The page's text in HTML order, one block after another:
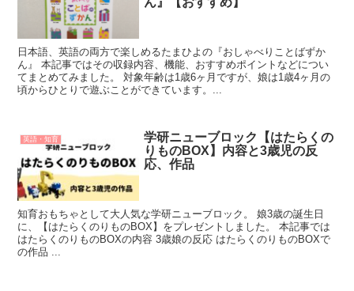
日本語、英語の両方で楽しめるたまひよの『おしゃべりことばずか
ん』 本記事ではその収録内容、機能、おすすめポイントなどについ
てまとめてみました。 対象年齢は1歳6ヶ月ですが、娘は1歳4ヶ月の
頃からひとりで遊ぶことができています。...
英語・知育
学研ニューブロック【はたらくの
りものBOX】内容と3歳児の反
応、作品
知育おもちゃとして大人気な学研ニューブロック。 娘3歳の誕生日
に、【はたらくのりものBOX】をプレゼントしました。 本記事では
はたらくのりものBOXの内容 3歳娘の反応 はたらくのりものBOXで
の作品 ...